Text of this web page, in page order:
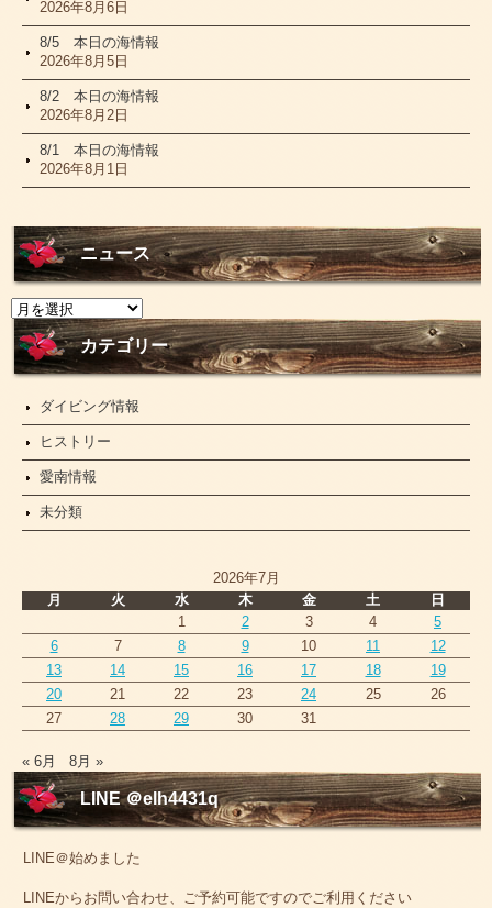
2026年8月6日
8/5 本日の海情報
2026年8月5日
8/2 本日の海情報
2026年8月2日
8/1 本日の海情報
2026年8月1日
ニュース
ニ
ュ
ー
カテゴリー
ダイビング情報
ヒストリー
愛南情報
未分類
2026年7月
月
火 水 木 金 土
日
1
2 3 4
5
6
7 8 9 10 11
12
13
14 15 16 17 18
19
20
21 22 23 24 25
26
27
28 29 30 31
« 6月 8月 »
LINE ＠elh4431q
LINE＠始めました
LINEからお問い合わせ、ご予約可能ですのでご利用ください